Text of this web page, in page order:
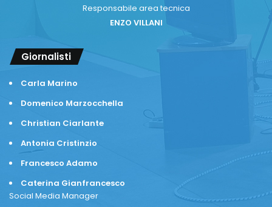
Responsabile area tecnica
ENZO VILLANI
Giornalisti
Carla Marino
Domenico Marzocchella
Christian Ciarlante
Antonia Cristinzio
Francesco Adamo
Caterina Gianfrancesco
Social Media Manager